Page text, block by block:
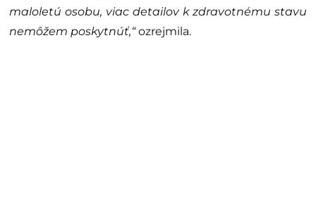
maloletú osobu, viac detailov k zdravotnému stavu
nemôžem poskytnúť,“ozrejmila.